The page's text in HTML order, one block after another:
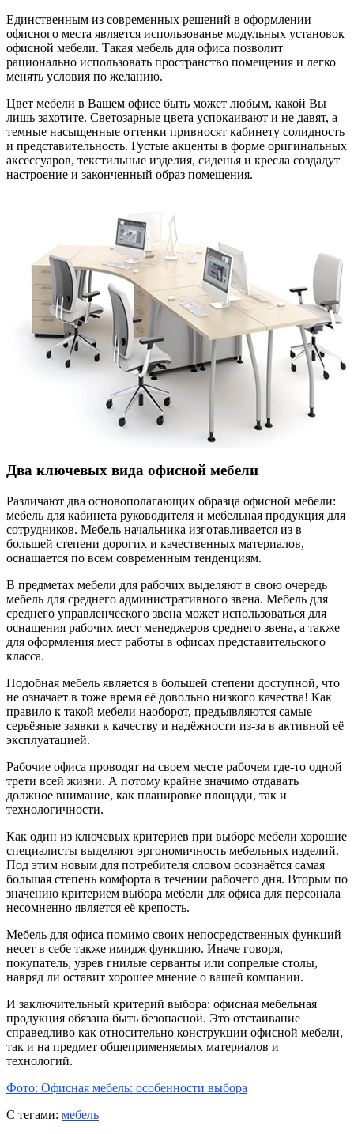
Единственным из современных решений в оформлении
офисного места является использованье модульных установок
офисной мебели. Такая мебель для офиса позволит
рационально использовать пространство помещения и легко
менять условия по желанию.
Цвет мебели в Вашем офисе быть может любым, какой Вы
лишь захотите. Светозарные цвета успокаивают и не давят, а
темные насыщенные оттенки привносят кабинету солидность
и представительность. Густые акценты в форме оригинальных
аксессуаров, текстильные изделия, сиденья и кресла создадут
настроение и законченный образ помещения.
Два ключевых вида офисной мебели
Различают два основополагающих образца офисной мебели:
мебель для кабинета руководителя и мебельная продукция для
сотрудников. Мебель начальника изготавливается из в
большей степени дорогих и качественных материалов,
оснащается по всем современным тенденциям.
В предметах мебели для рабочих выделяют в свою очередь
мебель для среднего административного звена. Мебель для
среднего управленческого звена может использоваться для
оснащения рабочих мест менеджеров среднего звена, а также
для оформления мест работы в офисах представительского
класса.
Подобная мебель является в большей степени доступной, что
не означает в тоже время её довольно низкого качества! Как
правило к такой мебели наоборот, предъявляются самые
серьёзные заявки к качеству и надёжности из-за в активной её
эксплуатацией.
Рабочие офиса проводят на своем месте рабочем где-то одной
трети всей жизни. А потому крайне значимо отдавать
должное внимание, как планировке площади, так и
технологичности.
Как один из ключевых критериев при выборе мебели хорошие
специалисты выделяют эргономичность мебельных изделий.
Под этим новым для потребителя словом осознаётся самая
большая степень комфорта в течении рабочего дня. Вторым по
значению критерием выбора мебели для офиса для персонала
несомненно является её крепость.
Мебель для офиса помимо своих непосредственных функций
несет в себе также имидж функцию. Иначе говоря,
покупатель, узрев гнилые серванты или сопрелые столы,
навряд ли оставит хорошее мнение о вашей компании.
И заключительный критерий выбора: офисная мебельная
продукция обязана быть безопасной. Это отстаивание
справедливо как относительно конструкции офисной мебели,
так и на предмет общеприменяемых материалов и
технологий.
Фото: Офисная мебель: особенности выбора
С тегами: мебель